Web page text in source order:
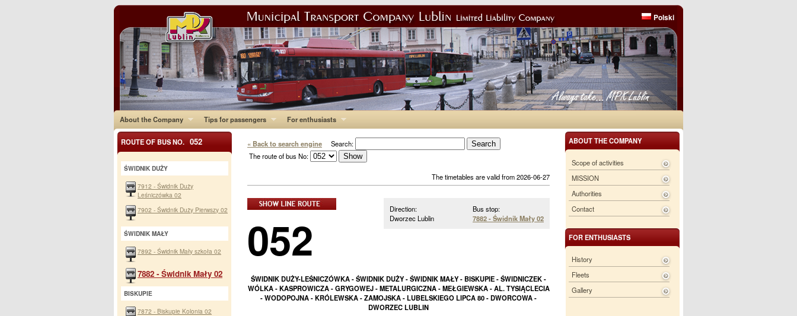
Polski
About the Company Tips for passengers For enthusiasts
ABOUT THE COMPANY
Scope of activities
MISSION
Authorities
Contact
FOR ENTHUSIASTS
History
Fleets
Gallery
« Back to search engine Search:
The route of bus No:
The timetables are valid from 2026-06-27
Bus stop:
7882 - Świdnik Mały 02
Direction:
Dworzec Lublin
052
ŚWIDNIK DUŻY-LEŚNICZÓWKA - ŚWIDNIK DUŻY - ŚWIDNIK MAŁY - BISKUPIE - ŚWIDNICZEK -
WÓLKA - KASPROWICZA - GRYGOWEJ - METALURGICZNA - MEŁGIEWSKA - AL. TYSIĄCLECIA
- WODOPOJNA - KRÓLEWSKA - ZAMOJSKA - LUBELSKIEGO LIPCA 80 - DWORCOWA -
DWORZEC LUBLIN
ROUTE OF BUS NO. 052
ŚWIDNIK DUŻY
7912 - Świdnik Duży
Leśniczówka 02
7902 - Świdnik Duży Pierwszy 02
ŚWIDNIK MAŁY
7892 - Świdnik Mały szkoła 02
7882 - Świdnik Mały 02
BISKUPIE
7872 - Biskupie Kolonia 02